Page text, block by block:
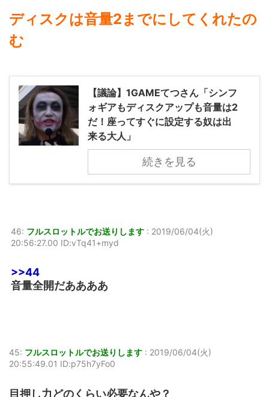
ディスクは音量2までにしてくれたの
む
【議論】1GAMEてつさん「シンフ
ォギアもディスクアップも音量は2
だ！座ってすぐに設定する奴は出
来る大人」
続きを見る
46: フルスロットルでお送りします : 2019/06/04(火)
20:56:27.00 ID:vTq41+myd
>>44
音量全開だああああ
45: フルスロットルでお送りします : 2019/06/04(火)
20:55:49.01 ID:p75h7yFo0
目押し力どのくらい必要なんや？